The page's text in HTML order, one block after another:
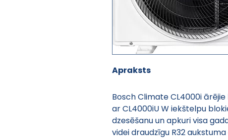
Apraksts
Bosch Climate CL4000i
ar CL4000iU W iekštelpu
dzesēšanu un apkuri visa
videi draudzīgu R32